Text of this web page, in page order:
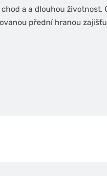
a a dlouhou životnost.
přední hranou